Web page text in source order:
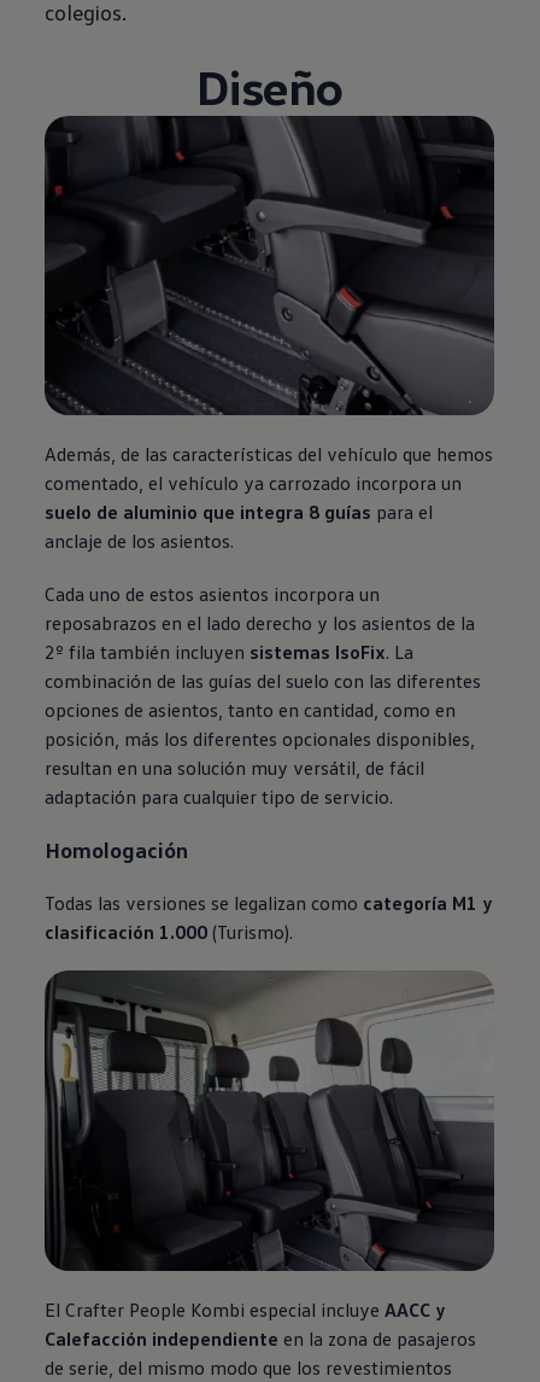
colegios.
Diseño
Además, de las características del vehículo que hemos
comentado, el vehículo ya carrozado incorpora un
suelo de aluminio que integra 8 guías para el
anclaje de los asientos.
Cada uno de estos asientos incorpora un
reposabrazos en el lado derecho y los asientos de la
2º fila también incluyen sistemas IsoFix. La
combinación de las guías del suelo con las diferentes
opciones de asientos, tanto en cantidad, como en
posición, más los diferentes opcionales disponibles,
resultan en una solución muy versátil, de fácil
adaptación para cualquier tipo de servicio.
Homologación
Todas las versiones se legalizan como categoría M1 y
clasificación 1.000 (Turismo).
El Crafter People Kombi especial incluyeAACC y
Calefacción independiente en la zona de pasajeros
de serie, del mismo modo que los revestimientos